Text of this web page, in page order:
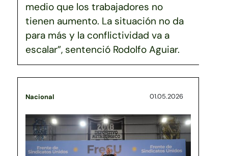
medio que los trabajadores no
tienen aumento. La situación no da
para más y la conflictividad va a
escalar”, sentenció Rodolfo Aguiar.
Nacional 01.05.2026